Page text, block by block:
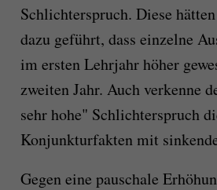
Schlichterspruch. Diese
dazu geführt, dass einzelne
im ersten Lehrjahr höher
zweiten Jahr. Auch verkenne
sehr hohe" Schlichterspruch
Konjunkturfakten mit
Gegen eine pauschale